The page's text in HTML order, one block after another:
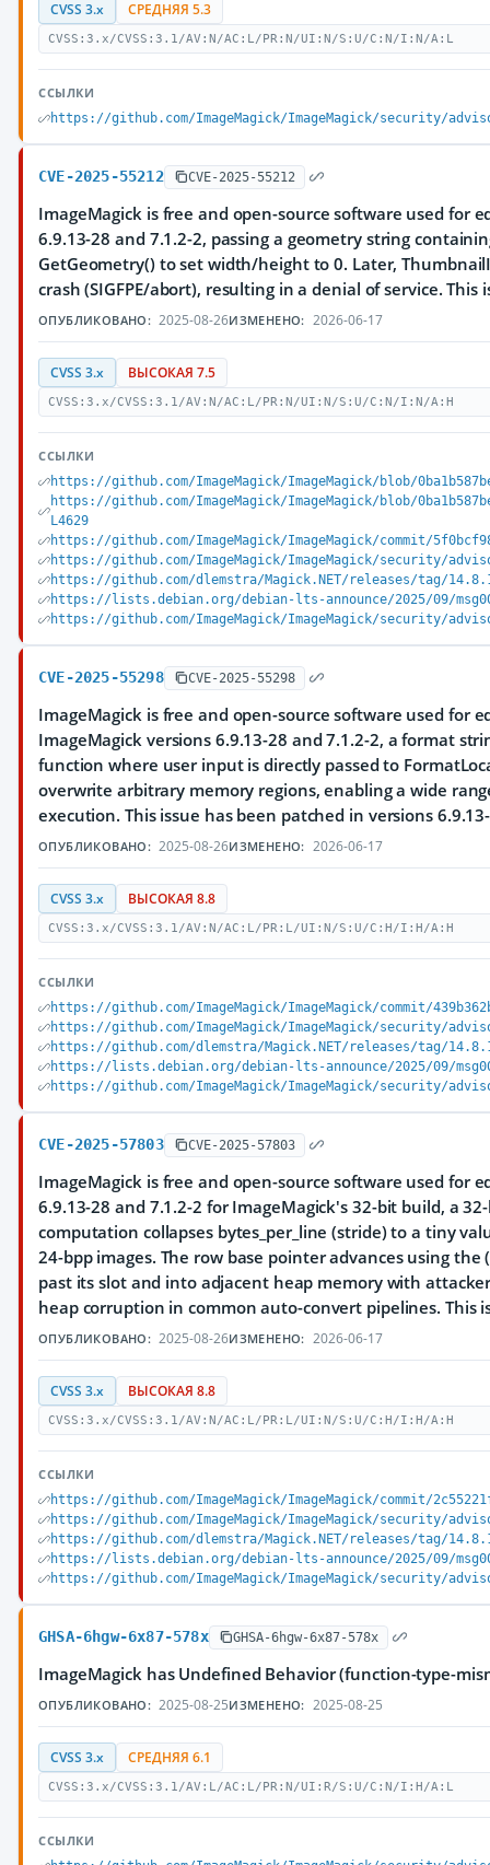
CVSS 3.x СРЕДНЯЯ 5.3
CVSS:3.x/CVSS:3.1/AV:N/AC:L/PR:N/UI:N/S:U/C:N/I:N/A:L
ССЫЛКИ
https://github.com/ImageMagick/ImageMagick/security/
CVE-2025-55212 CVE-2025-55212
ImageMagick is free and open-source software used for
6.9.13-28 and 7.1.2-2, passing a geometry string
GetGeometry() to set width/height to 0. Later,
crash (SIGFPE/abort), resulting in a denial of service.
ОПУБЛИКОВАНО: 2025-08-26ИЗМЕНЕНО: 2026-06-17
CVSS 3.x ВЫСОКАЯ 7.5
CVSS:3.x/CVSS:3.1/AV:N/AC:L/PR:N/UI:N/S:U/C:N/I:N/A:H
ССЫЛКИ
https://github.com/ImageMagick/ImageMagick/blob/
https://github.com/ImageMagick/ImageMagick/blob/
L4629
https://github.com/ImageMagick/ImageMagick/commit/
https://github.com/ImageMagick/ImageMagick/security/
https://github.com/dlemstra/Magick.NET/releases/tag/
https://lists.debian.org/debian-lts-announce/2025/09/
https://github.com/ImageMagick/ImageMagick/security/
CVE-2025-55298 CVE-2025-55298
ImageMagick is free and open-source software used for
ImageMagick versions 6.9.13-28 and 7.1.2-2, a format
function where user input is directly passed to
overwrite arbitrary memory regions, enabling a wide
execution. This issue has been patched in versions
ОПУБЛИКОВАНО: 2025-08-26ИЗМЕНЕНО: 2026-06-17
CVSS 3.x ВЫСОКАЯ 8.8
CVSS:3.x/CVSS:3.1/AV:N/AC:L/PR:L/UI:N/S:U/C:H/I:H/A:H
ССЫЛКИ
https://github.com/ImageMagick/ImageMagick/commit/
https://github.com/ImageMagick/ImageMagick/security/
https://github.com/dlemstra/Magick.NET/releases/tag/
https://lists.debian.org/debian-lts-announce/2025/09/
https://github.com/ImageMagick/ImageMagick/security/
CVE-2025-57803 CVE-2025-57803
ImageMagick is free and open-source software used for
6.9.13-28 and 7.1.2-2 for ImageMagick's 32-bit build, a
computation collapses bytes_per_line (stride) to a tiny
24-bpp images. The row base pointer advances using
past its slot and into adjacent heap memory with
heap corruption in common auto-convert pipelines. This
ОПУБЛИКОВАНО: 2025-08-26ИЗМЕНЕНО: 2026-06-17
CVSS 3.x ВЫСОКАЯ 8.8
CVSS:3.x/CVSS:3.1/AV:N/AC:L/PR:L/UI:N/S:U/C:H/I:H/A:H
ССЫЛКИ
https://github.com/ImageMagick/ImageMagick/commit/
https://github.com/ImageMagick/ImageMagick/security/
https://github.com/dlemstra/Magick.NET/releases/tag/
https://lists.debian.org/debian-lts-announce/2025/09/
https://github.com/ImageMagick/ImageMagick/security/
GHSA-6hgw-6x87-578x GHSA-6hgw-6x87-578x
ImageMagick has Undefined Behavior (function-type-
ОПУБЛИКОВАНО: 2025-08-25ИЗМЕНЕНО: 2025-08-25
CVSS 3.x СРЕДНЯЯ 6.1
CVSS:3.x/CVSS:3.1/AV:L/AC:L/PR:N/UI:R/S:U/C:N/I:H/A:L
ССЫЛКИ